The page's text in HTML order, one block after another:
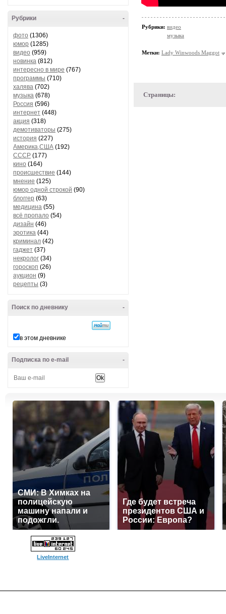
-
Рубрики
фото (1306)
юмор (1285)
видео (959)
новинка (812)
интересно в мире (767)
программы (710)
халява (702)
музыка (678)
Россия (596)
интернет (448)
акция (318)
демотиваторы (275)
история (227)
Америка,США (192)
СССР (177)
кино (164)
происшествие (144)
мнение (125)
юмор одной строкой (90)
блоггер (63)
медицина (55)
всё пропало (54)
дизайн (46)
эротика (44)
криминал (42)
гаджет (37)
некролог (34)
гороскоп (26)
аукцион (9)
рецепты (3)
-
Поиск по дневнику
в этом дневнике
-
Подписка по e-mail
Рубрики: видео
музыка
Метки: Lady Winwoods Maggot
Страницы:
СМИ: В Химках на
полицейскую
машину напали и
подожгли.
Где будет встреча
президентов США и
России: Европа?
LiveInternet